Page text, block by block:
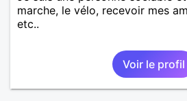
marche, le vélo, recevoir mes
etc..
Voir le profil